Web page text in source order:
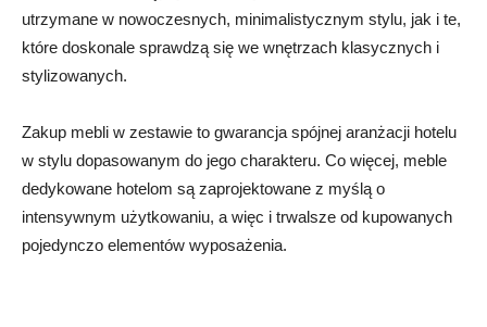
utrzymane w nowoczesnych, minimalistycznym stylu, jak i te,
które doskonale sprawdzą się we wnętrzach klasycznych i
stylizowanych.
Zakup mebli w zestawie to gwarancja spójnej aranżacji hotelu
w stylu dopasowanym do jego charakteru. Co więcej, meble
dedykowane hotelom są zaprojektowane z myślą o
intensywnym użytkowaniu, a więc i trwalsze od kupowanych
pojedynczo elementów wyposażenia.